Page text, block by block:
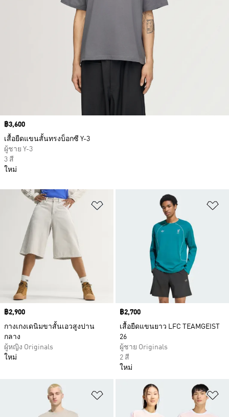
เพิ่มไปยังรายการสินค้าโปรด
Price
฿2,900
กางเกงเดนิมขาสั้นเอวสูงปาน
กลาง
ผู้หญิง Originals
ใหม่
Price
฿2,700
เสื้อยืดแขนยาว LFC TEAMGEIST
26
ผู้ชาย Originals
2 สี
ใหม่
เพิ่มไปยังรายการสินค้าโปรด
Price
฿3,600
เสื้อยืดแขนสั้นทรงบ็อกซี Y-3
ผู้ชาย Y-3
3 สี
ใหม่